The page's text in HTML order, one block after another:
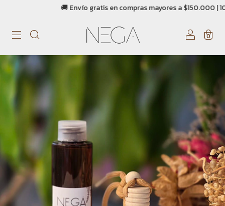
🚚 Envío gratis en compras mayores a $150.000 | 10% OFF
0